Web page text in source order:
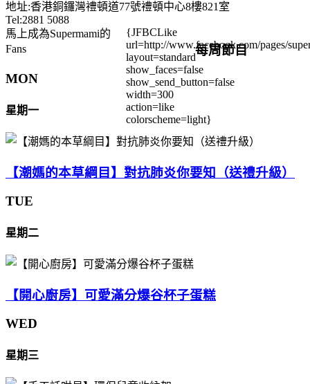
地址:香港銅鑼灣禮頓道77號禮頓中心8樓821室
Tel:2881 5088
馬上成為Supermami的
Fans
{JFBCLike
url=http://www.facebook.com/pages/
layout=standard
show_faces=false
show_send_button=false
width=300
action=like
colorscheme=light}
每周節目
MON
星期一
【潮媽的本草綱目】對抗肺炎你要知（送禮升級）
TUE
星期二
【開心廚房】可愛滿分爆谷杯子蛋糕
WED
星期三